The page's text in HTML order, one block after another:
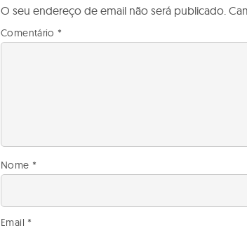
O seu endereço de email não será publicado.
Comentário *
Nome *
Email *